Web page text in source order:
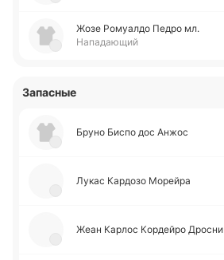
Жозе Ро­муа­лдо Педро мл.
Нападающий
Запасные
Бруно Биспо дос Анжос
Лукас Ка­рдо­зо Мо­рей­ра
Жеан Карлос Ко­рдей­ро Дросни